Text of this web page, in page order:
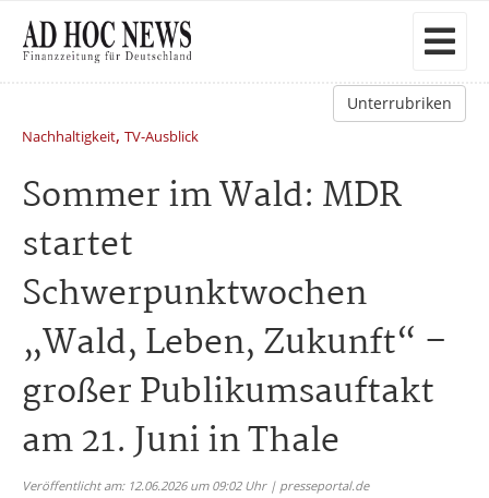
Unterrubriken
Nachhaltigkeit, TV-Ausblick
Sommer im Wald: MDR
startet
Schwerpunktwochen
„Wald, Leben, Zukunft“ –
großer Publikumsauftakt
am 21. Juni in Thale
Veröffentlicht am: 12.06.2026 um 09:02 Uhr | presseportal.de